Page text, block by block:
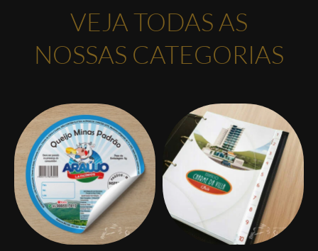
VEJA TODAS AS
NOSSAS CATEGORIAS